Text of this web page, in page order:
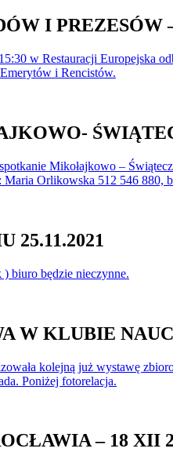
I PREZESÓW
w Restauracji Europejska
i Rencistów.
Mikołajkowo –
Orlikowska 512 546 880,
25.11.2021
biuro będzie nieczynne.
W KLUBIE
kolejną już wystawę
Poniżej fotorelacja.
– 18 XII